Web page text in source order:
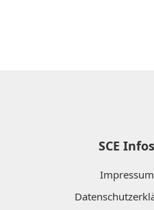
SCE Infos
Impressum